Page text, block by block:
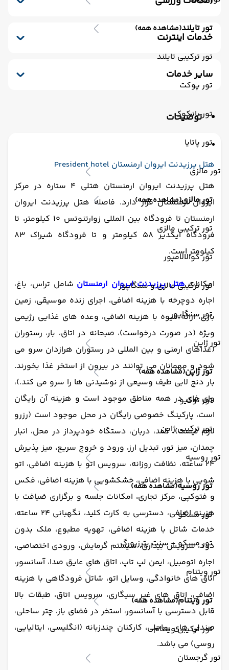
تور تایلند(مشاهده همه)
تور ترکیبی تایلند
تور پوکت
تور بانکوک
تور پاتایا
تور مالزی
تور مالزی(مشاهده همه)
تور ترکیبی مالزی
تور کوالالامپور
تور ترکیبی مالزی و سنگاپور
تور سنگاپور
تور ژاپن
تور ژاپن(مشاهده همه)
تور توکیو
تور ترکیبی ژاپن
تور روسیه
تور روسیه(مشاهده همه)
تور مسکو
تور مسکو + سنت پترزبورگ
تور ویتنام
تور ویتنام(مشاهده همه)
تور ترکیبی ویتنام
تور گرجستان
نگهداری بچه
کافی شاپ
خشکشویی
صندوق امانات
سشوار
ماساژ پذیرش 24 ساعته خدمات اینترنت
اینترنت بیسیم رایگان در لابی
اینترنت بیسیم رایگان در اتاقها
سایر خدمات
ترانسفر رفت (استقبال)
سالن چند منظوره
توضیحات
هتل پرزیدنت ایروان ارمنستان President hotel
هتل پرزیدنت ایروان ارمنستان هتلی 4 ستاره در مرکز
ایروان ارمنستان قرار دارد. فاصله هتل پرزیدنت ایروان
ارمنستان تا فرودگاه بین المللی زوارتنوتس 10 کیلومتر، تا
فرودگاه ایگدیر 58 کیلومتر و تا فرودگاه شیراک 83
کیلومتر است.
امکاناتهتل پرزیدنت ایروان ارمنستان شامل تراس، باغ،
اجاره دوچرخه با هزینه اضافی، اجرای زنده موسیقی، زمین
بازی، ارائه میوه با هزینه اضافی، وعده های غذایی رژیمی
ویژه (در صورت درخواست)، صبحانه در اتاق، بار، رستوران
(غذاهای ارمنی و بین المللی در رستوران هرازدان سرو می
شود و مهمانان می توانند در بیرون از استخر غذا بخورند.
بار دنج لابی طیف وسیعی از نوشیدنی ها را سرو می کند.)،
وای فای در همه مناطق موجود است و هزینه آن رایگان
است، پارکینگ خصوصی رایگان در محل موجود است (رزرو
لازم نیست)، کمد، دربان، دستگاه خودپرداز در محل، انبار
چمدان، میز تور، تبدیل ارز، ورود و خروج سریع، میز پذیرش
24 ساعته، نظافت روزانه، سرویس اتو با هزینه اضافی، اتو
شویی با هزینه اضافی، خشکشویی با هزینه اضافی، فکس
و فتوکپی، مرکز تجاری، امکانات جلسه و برگزاری ضیافت با
هزینه اضافی، دسترسی به کارت کلید، نگهبانی 24 ساعته،
خدمات شاتل با هزینه اضافی، تهویه مطبوع، ملک بدون
دود، سرویس بیداری، سیستم گرمایش، ورودی اختصاصی،
اجاره اتومبیل، ایمن لپ تاپ، اتاق های عایق صدا، آسانسور،
اتاق های خانوادگی، وسایل اتو، شاتل فرودگاهی با هزینه
اضافی، اتاق های غیر سیگاری، سرویس اتاق، طبقات بالا
قابل دسترسی با آسانسور، استخر در فضای باز، چتر ساحلی،
صندلی های ساحلی، کارکنان چندزبانه (انگلیسی، ایتالیایی،
روسی) می باشد.